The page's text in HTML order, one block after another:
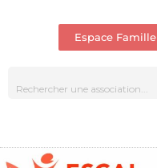
Espace Famille